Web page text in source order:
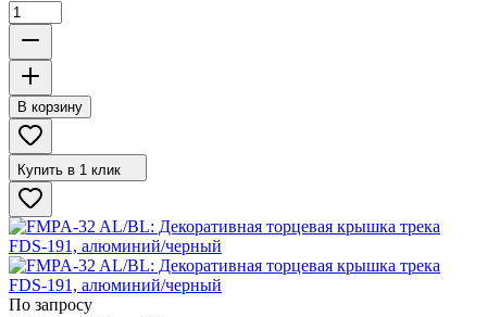
В корзину
Купить в 1 клик
По запросу